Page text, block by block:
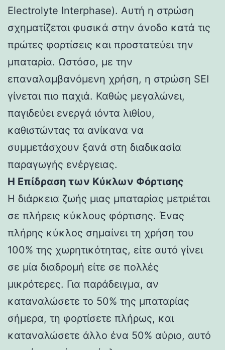
Electrolyte Interphase). Αυτή η στρώση
σχηματίζεται φυσικά στην άνοδο κατά τις
πρώτες φορτίσεις και προστατεύει την
μπαταρία. Ωστόσο, με την
επαναλαμβανόμενη χρήση, η στρώση SEI
γίνεται πιο παχιά. Καθώς μεγαλώνει,
παγιδεύει ενεργά ιόντα λιθίου,
καθιστώντας τα ανίκανα να
συμμετάσχουν ξανά στη διαδικασία
παραγωγής ενέργειας.
Η Επίδραση των Κύκλων Φόρτισης
Η διάρκεια ζωής μιας μπαταρίας μετριέται
σε πλήρεις κύκλους φόρτισης. Ένας
πλήρης κύκλος σημαίνει τη χρήση του
100% της χωρητικότητας, είτε αυτό γίνει
σε μία διαδρομή είτε σε πολλές
μικρότερες. Για παράδειγμα, αν
καταναλώσετε το 50% της μπαταρίας
σήμερα, τη φορτίσετε πλήρως, και
καταναλώσετε άλλο ένα 50% αύριο, αυτό